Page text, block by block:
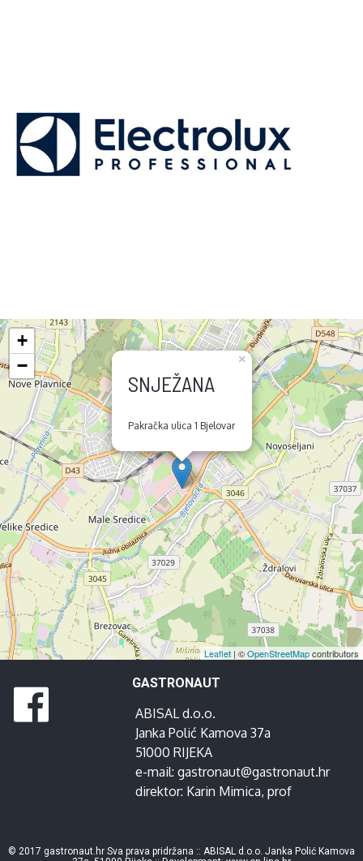
SNJEŽANA
Pakračka ulica 1 Bjelovar
×
+
−
Leaflet| ©OpenStreetMapcontributors
GASTRONAUT
ABISAL d.o.o.
Janka Polić Kamova 37a
51000 RIJEKA
e-mail: gastronaut@gastronaut.hr
direktor: Karin Mimica, prof
© 2017 gastronaut.hr Sva prava pridržana :: ABISAL d.o.o. Janka Polić Kamova